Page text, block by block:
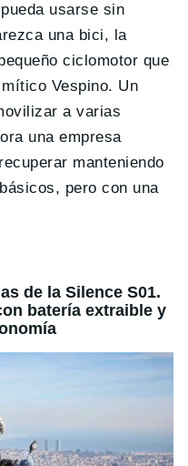
usarse sin
una bici, la
ciclomotor que
Vespino. Un
a varias
una empresa
manteniendo
pero con una
de la Silence S01.
batería extraible y